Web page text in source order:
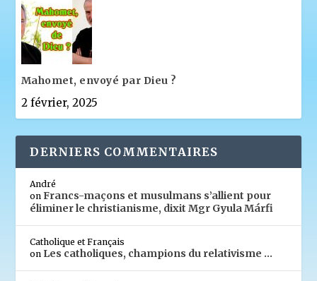
Mahomet, envoyé par Dieu ?
2 février, 2025
DERNIERS COMMENTAIRES
André
onFrancs-maçons et musulmans s’allient pour
éliminer le christianisme, dixit Mgr Gyula Márfi
Catholique et Français
on Les catholiques, champions du relativisme …